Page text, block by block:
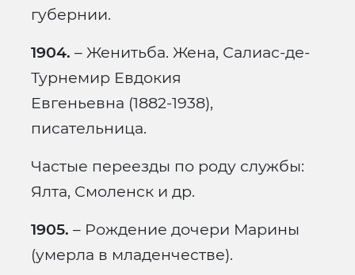
губернии.
1904. – Женитьба. Жена, Салиас-де-
Турнемир Евдокия
Евгеньевна (1882-1938),
писательница.
Частые переезды по роду службы:
Ялта, Смоленск и др.
1905. – Рождение дочери Марины
(умерла в младенчестве).